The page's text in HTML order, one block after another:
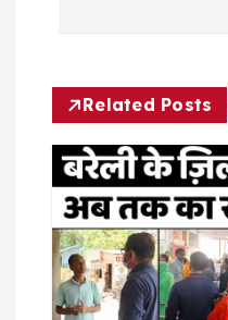
v
g
a
t
Related Posts